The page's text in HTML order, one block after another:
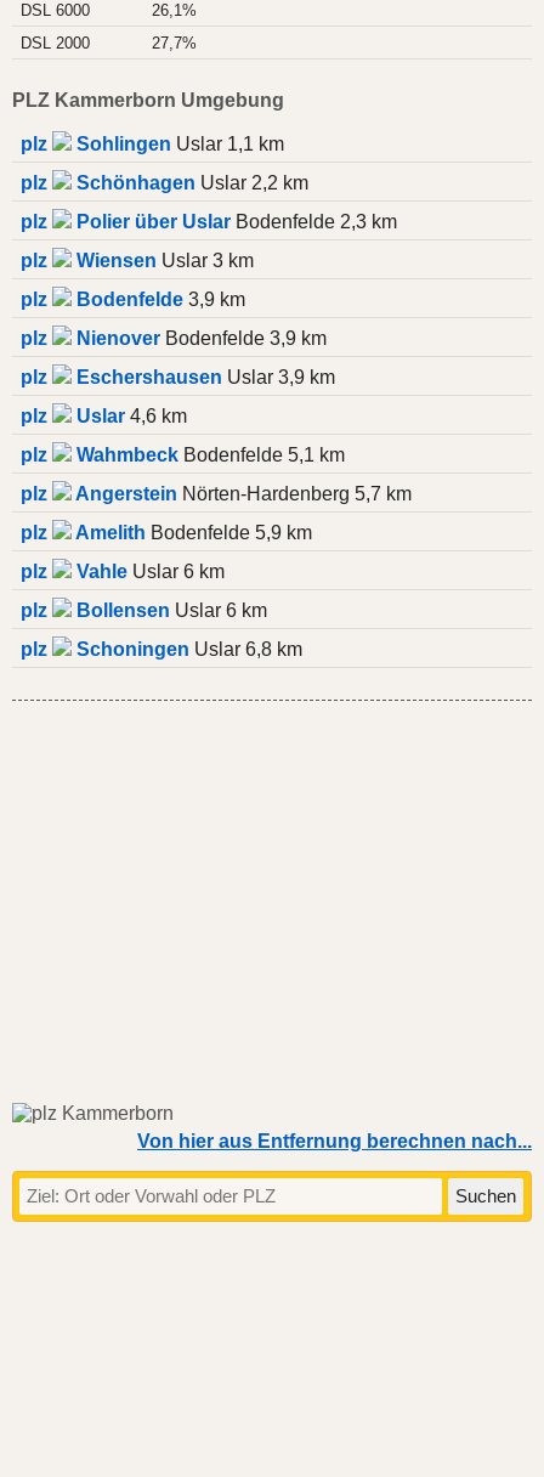
DSL 6000
26,1%
DSL 2000
27,7%
PLZ Kammerborn Umgebung
plz Sohlingen Uslar 1,1 km
plz
Schönhagen Uslar 2,2 km
plz
Polier über Uslar Bodenfelde 2,3 km
plz
Wiensen Uslar 3 km
plz
Bodenfelde 3,9 km
plz
Nienover Bodenfelde 3,9 km
plz
Eschershausen Uslar 3,9 km
plz
Uslar 4,6 km
plz
Wahmbeck Bodenfelde 5,1 km
plz
Angerstein Nörten-Hardenberg 5,7 km
plz
Amelith Bodenfelde 5,9 km
plz
Vahle Uslar 6 km
plz
Bollensen Uslar 6 km
plz
Schoningen Uslar 6,8 km
Von hier aus Entfernung berechnen nach...